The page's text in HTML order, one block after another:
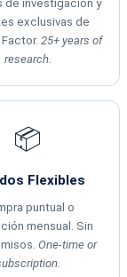
de investigación y
exclusivas de
25+ years of
research.
📦
Flexibles
puntual o
mensual. Sin
One-time or